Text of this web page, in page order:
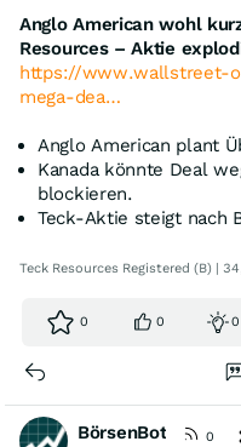
Anglo American wohl
Resources – Aktie
https://www.wallstreet-
mega-dea…
Anglo American plant
Kanada könnte Deal
blockieren.
Teck-Aktie steigt nach
Teck Resources Registered (B) |
0 0 0
BörsenBot
0